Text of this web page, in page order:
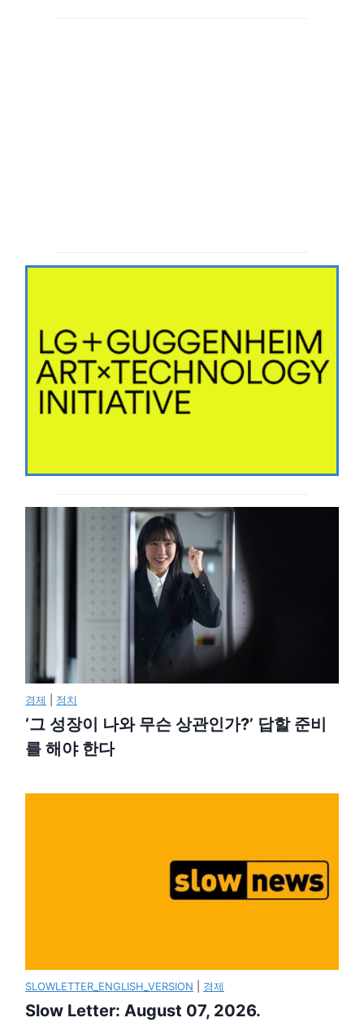
경제 정치
‘그 성장이 나와 무슨 상관인가?’ 답할 준비
를 해야 한다
SLOWLETTER_ENGLISH_VERSION 경제
Slow Letter: August 07, 2026.